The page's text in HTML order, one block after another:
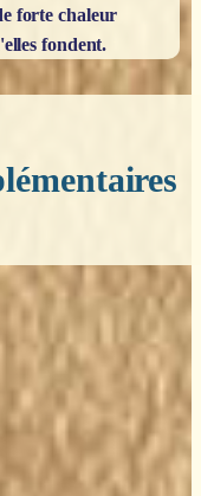
forte chaleur
fondent.